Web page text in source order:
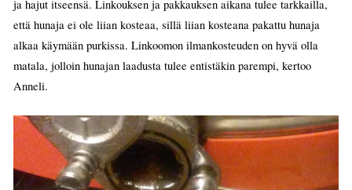
ja hajut itseensä. Linkouksen ja pakkauksen aikana tulee tarkkailla,
että hunaja ei ole liian kosteaa, sillä liian kosteana pakattu hunaja
alkaa käymään purkissa. Linkoomon ilmankosteuden on hyvä olla
matala, jolloin hunajan laadusta tulee entistäkin parempi, kertoo
Anneli.